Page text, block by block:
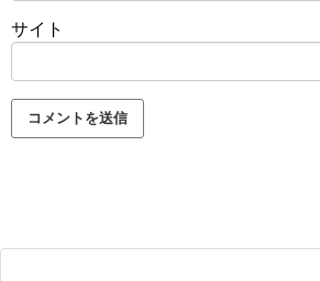
サイト